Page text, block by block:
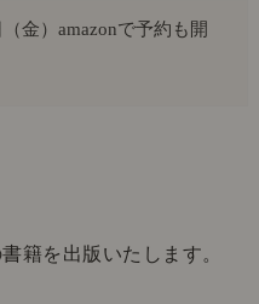
籍を出版いたします。
金）amazonで予約も開